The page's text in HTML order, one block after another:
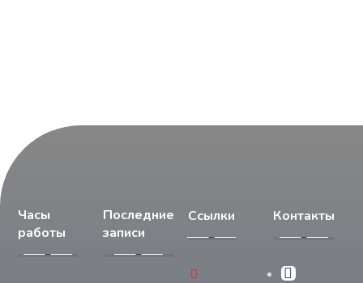
Часы
работы
Последние
записи
Ссылки Контакты